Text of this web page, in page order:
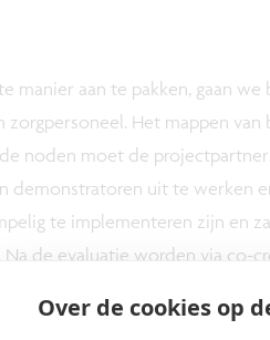
Over de cookies op
manier aan te pakken, gaan
Het mappen
noden moet de
demonstratoren uit te werken
te implementeren zijn en
de evaluatie worden via co-
tot een pilootproject met